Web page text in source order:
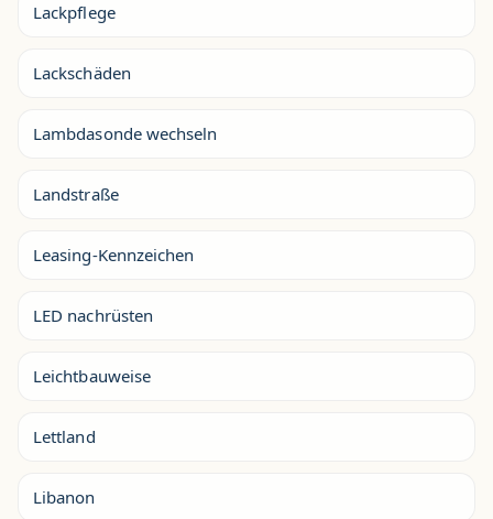
Lackpflege
Lackschäden
Lambdasonde wechseln
Landstraße
Leasing-Kennzeichen
LED nachrüsten
Leichtbauweise
Lettland
Libanon